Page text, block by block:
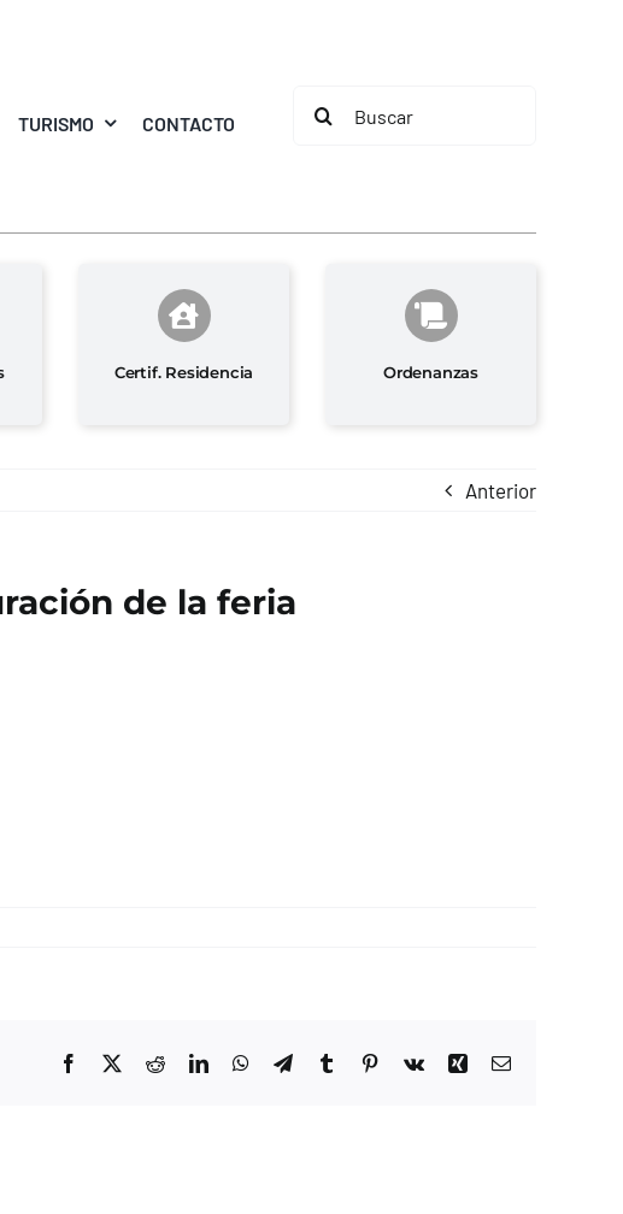
TURISMO CONTACTO
Buscar:
Certif. Residencia Ordenanzas
Anterior
de la feria
Facebook
X RedditLinkedInWhatsApp
TelegramTumblrPinterest
Vk Xing Correo